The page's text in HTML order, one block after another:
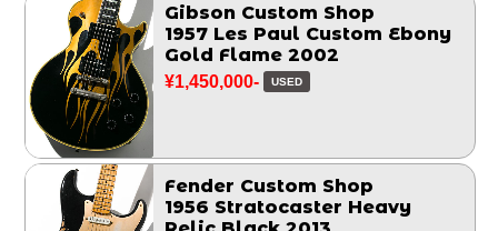
Gibson Custom Shop
1957 Les Paul Custom Ebony
Gold Flame 2002
¥1,450,000- USED
Fender Custom Shop
1956 Stratocaster Heavy